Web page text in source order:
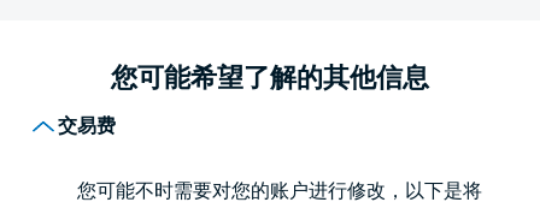
您可能希望了解的其他信息
交易费
您可能不时需要对您的账户进行修改，以下是将